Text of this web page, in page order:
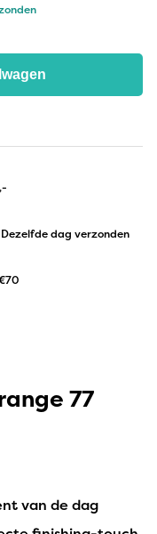
Dezelfde dag verzonden
77
van de dag